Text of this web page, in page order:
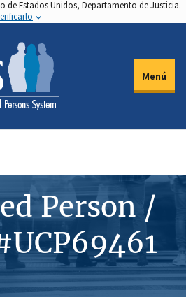
de Estados Unidos, Departamento de Justicia.
Menú
Person /